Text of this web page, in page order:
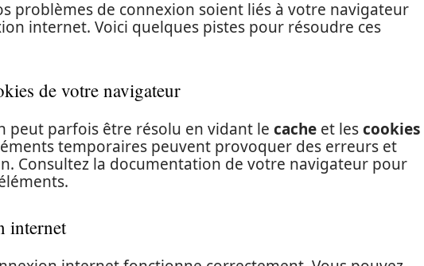
problèmes de connexion soient liés à votre navigateur
internet. Voici quelques pistes pour résoudre ces
de votre navigateur
peut parfois être résolu en vidant le cache et lescookies
temporaires peuvent provoquer des erreurs et
Consultez la documentation de votre navigateur pour
internet